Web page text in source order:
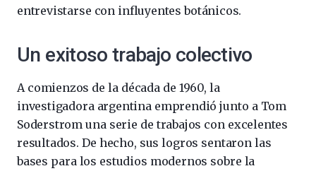
entrevistarse con influyentes botánicos.
Un exitoso trabajo colectivo
A comienzos de la década de 1960, la
investigadora argentina emprendió junto a Tom
Soderstrom una serie de trabajos con excelentes
resultados. De hecho, sus logros sentaron las
bases para los estudios modernos sobre la